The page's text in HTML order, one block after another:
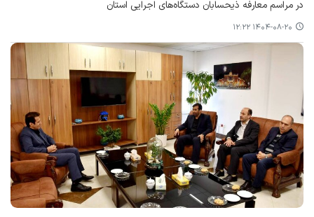
در مراسم معارفه ذیحسابان دستگاه‌های اجرایی استان
۱۴۰۴-۰۸-۲۰ ۱۲:۲۲